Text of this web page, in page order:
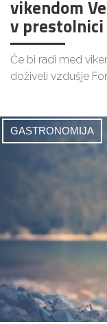
vikendom
v prestolnici
Če bi radi med
doživeli vzdušje
GASTRONOMIJA